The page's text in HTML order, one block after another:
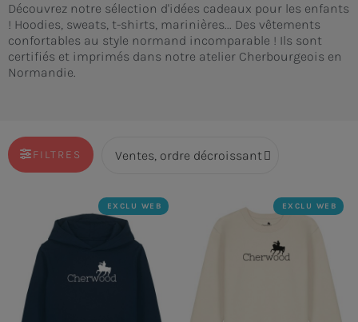
Découvrez notre sélection d'idées cadeaux pour les enfants
! Hoodies, sweats, t-shirts, marinières... Des vêtements
confortables au style normand incomparable ! Ils sont
certifiés et imprimés dans notre atelier Cherbourgeois en
Normandie.
FILTRES
EXCLU WEB EXCLU WEB